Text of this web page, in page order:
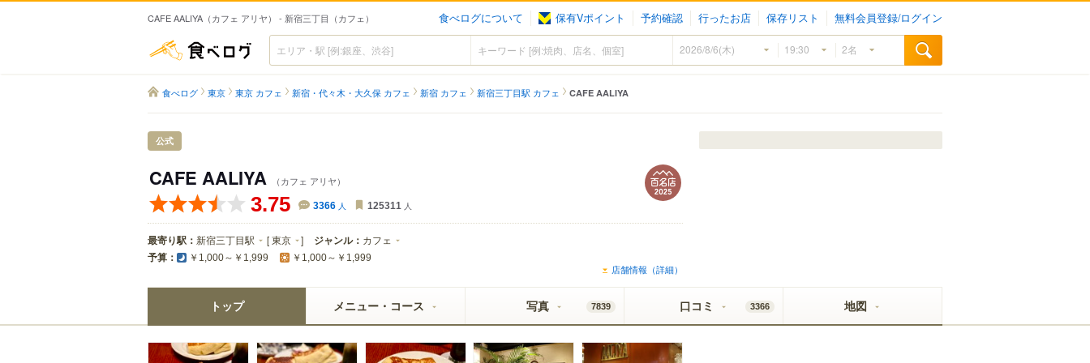
CAFE AALIYA（カフェ アリヤ） - 新宿三丁目（カフェ） 食べログについて 保有Vポイント 予約確認 行ったお店 保存リスト 無料会員登録/ログイン
食べログ
食べログ 東京 東京 カフェ 新宿・代々木・大久保 カフェ 新宿 カフェ 新宿三丁目駅 カフェ CAFE AALIYA
公式
CAFE AALIYA （カフェ アリヤ）
3.75 3366 人 125311 人
最寄り駅： 新宿三丁目駅 [東京 ] ジャンル： カフェ
予算： ￥1,000～￥1,999 ￥1,000～￥1,999
店舗情報（詳細）
トップ メニュー・コース 写真 7839 口コミ 3366 地図